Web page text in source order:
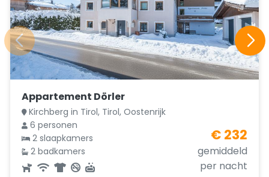
Appartement Dörler
Kirchberg in Tirol, Tirol, Oostenrijk
6 personen
2 slaapkamers
2 badkamers
€ 232
gemiddeld
per nacht